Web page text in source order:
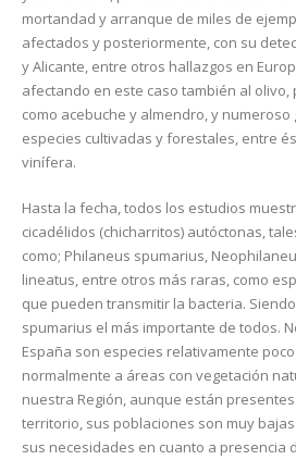
mortandad y arranque de miles de
afectados y posteriormente, con su
y Alicante, entre otros hallazgos en
afectando en este caso también al
como acebuche y almendro, y numeroso
especies cultivadas y forestales, entre
vinífera.
Hasta la fecha, todos los estudios
cicadélidos (chicharritos) autóctonas,
como; Philaneus spumarius,
lineatus, entre otros más raras, como
que pueden transmitir la bacteria.
spumarius el más importante de todos.
España son especies relativamente
normalmente a áreas con vegetación
nuestra Región, aunque están
territorio, sus poblaciones son muy
sus necesidades en cuanto a presencia